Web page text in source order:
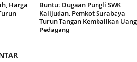
Harga
Buntut Dugaan Pungli SWK
Kalijudan, Pemkot Surabaya
Turun Tangan Kembalikan Uang
Pedagang